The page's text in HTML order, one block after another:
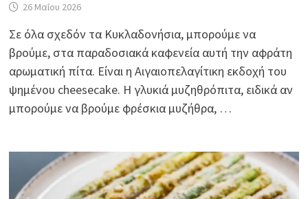
26 Μαΐου 2026
Σε όλα σχεδόν τα Κυκλαδονήσια, μπορούμε να
βρούμε, στα παραδοσιακά καφενεία αυτή την αφράτη
αρωματική πίτα. Είναι η Αιγαιοπελαγίτικη εκδοχή του
ψημένου cheesecake. Η γλυκιά μυζηθρόπιτα, ειδικά αν
μπορούμε να βρούμε φρέσκια μυζήθρα, …